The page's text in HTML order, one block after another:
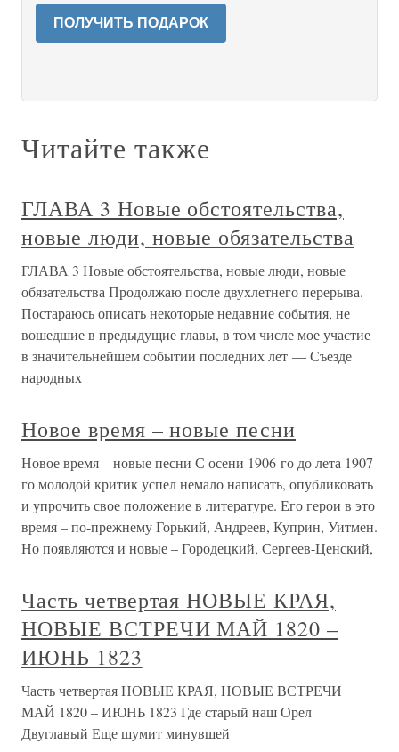
ПОЛУЧИТЬ ПОДАРОК
Читайте также
ГЛАВА 3 Новые обстоятельства,
новые люди, новые обязательства
ГЛАВА 3 Новые обстоятельства, новые люди, новые
обязательства Продолжаю после двухлетнего перерыва.
Постараюсь описать некоторые недавние события, не
вошедшие в предыдущие главы, в том числе мое участие
в значительнейшем событии последних лет — Съезде
народных
Новое время – новые песни
Новое время – новые песни С осени 1906-го до лета 1907-
го молодой критик успел немало написать, опубликовать
и упрочить свое положение в литературе. Его герои в это
время – по-прежнему Горький, Андреев, Куприн, Уитмен.
Но появляются и новые – Городецкий, Сергеев-Ценский,
Часть четвертая НОВЫЕ КРАЯ,
НОВЫЕ ВСТРЕЧИ МАЙ 1820 –
ИЮНЬ 1823
Часть четвертая НОВЫЕ КРАЯ, НОВЫЕ ВСТРЕЧИ
МАЙ 1820 – ИЮНЬ 1823 Где старый наш Орел
Двуглавый Еще шумит минувшей